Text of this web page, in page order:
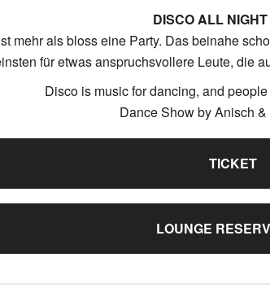
DISCO ALL
mehr als bloss eine Party. Das beinahe
für etwas anspruchsvollere Leute, die
Disco is music for dancing, and
Dance Show by Anisch
TICKET
LOUNGE